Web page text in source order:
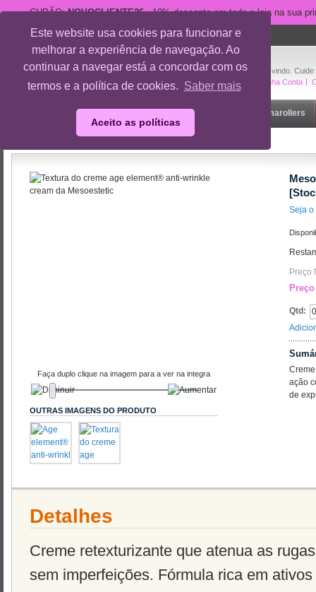
Este website usa cookies para funcionar e
melhorar a experiência de navegação. Ao
continuar a navegar está a concordar com os
termos e a política de cookies. Saber mais
Aceito as políticas
CUPÃO:NOVOCLIENTE26- 10% desconto em toda a loja na sua
Bem-vindo.
A Minha Conta
suporte@cuidedesi.pt
+351 918 595 801
Rosto Dermarollers
Mesoestetic age element® anti-wrinkle cream [Stock out]
Seja o
Preço
Qtd:
ação
de
Faça duplo clique na imagem para a ver na integra
OUTRAS IMAGENS DO PRODUTO
Detalhes
Creme retexturizante que atenua as
sem imperfeições. Fórmula rica em